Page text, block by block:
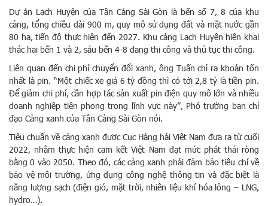
Dự án Lạch Huyện của Tân Cảng Sài Gòn là bến số 7, 8 của khu
cảng, tổng chiều dài 900 m, quy mô sử dụng đất và mặt nước gần
80 ha, tiến độ thực hiện đến 2027. Khu cảng Lạch Huyện hiện khai
thác hai bến 1 và 2, sáu bến 4-8 đang thi công và thủ tục thi công.
Liên quan đến chi phí chuyển đổi xanh, ông Tuấn chỉ ra khoản tốn
nhất là pin. “Một chiếc xe giá 6 tỷ đồng thì có tới 2,8 tỷ là tiền pin.
Để giảm chi phí, cần hợp tác sản xuất pin điện quy mô lớn và nhiều
doanh nghiệp tiên phong trong lĩnh vực này”, Phó trưởng ban chỉ
đạo Cảng xanh của Tân Cảng Sài Gòn nói.
Tiêu chuẩn về cảng xanh được Cục Hàng hải Việt Nam đưa ra từ cuối
2022, nhằm thực hiện cam kết Việt Nam đạt mức phát thải ròng
bằng 0 vào 2050. Theo đó, các cảng xanh phải đảm bảo tiêu chí về
bảo vệ môi trường, ứng dụng công nghệ thông tin và đặc biệt là
năng lượng sạch (điện gió, mặt trời, nhiên liệu khí hóa lỏng – LNG,
hydro…).